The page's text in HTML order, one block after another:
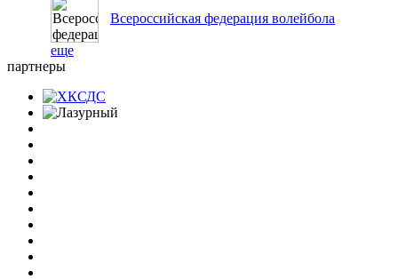
Всероссийская федерация волейбола
еще
партнеры